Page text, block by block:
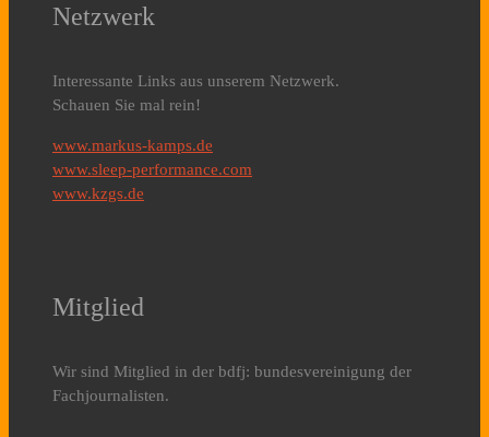
Netzwerk
Interessante Links aus unserem Netzwerk.
Schauen Sie mal rein!
www.markus-kamps.de
www.sleep-performance.com
www.kzgs.de
Mitglied
Wir sind Mitglied in der bdfj: bundesvereinigung der
Fachjournalisten.